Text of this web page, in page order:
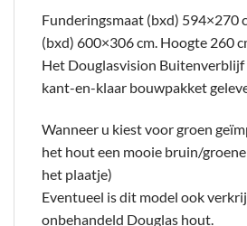
Funderingsmaat (bxd) 594×270
(bxd) 600×306 cm. Hoogte 260
Het Douglasvision
kant-en-klaar bouwpakket
Wanneer u kiest voor groen
het hout een mooie bruin/
het plaatje)
Eventueel is dit model ook
onbehandeld Douglas hout.